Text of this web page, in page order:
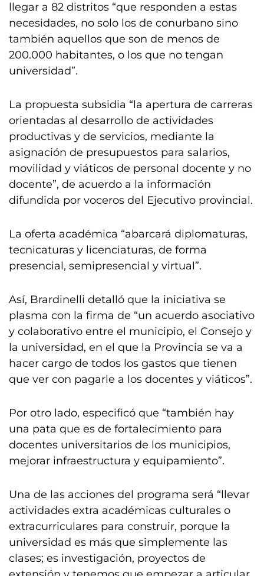
llegar a 82 distritos “que responden a estas
necesidades, no solo los de conurbano sino
también aquellos que son de menos de
200.000 habitantes, o los que no tengan
universidad”.
La propuesta subsidia “la apertura de carreras
orientadas al desarrollo de actividades
productivas y de servicios, mediante la
asignación de presupuestos para salarios,
movilidad y viáticos de personal docente y no
docente”, de acuerdo a la información
difundida por voceros del Ejecutivo provincial.
La oferta académica “abarcará diplomaturas,
tecnicaturas y licenciaturas, de forma
presencial, semipresencial y virtual”.
Así, Brardinelli detalló que la iniciativa se
plasma con la firma de “un acuerdo asociativo
y colaborativo entre el municipio, el Consejo y
la universidad, en el que la Provincia se va a
hacer cargo de todos los gastos que tienen
que ver con pagarle a los docentes y viáticos”.
Por otro lado, especificó que “también hay
una pata que es de fortalecimiento para
docentes universitarios de los municipios,
mejorar infraestructura y equipamiento”.
Una de las acciones del programa será “llevar
actividades extra académicas culturales o
extracurriculares para construir, porque la
universidad es más que simplemente las
clases; es investigación, proyectos de